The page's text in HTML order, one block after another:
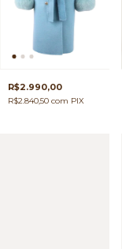
R$2.990,00
R$2.840,50 com PIX